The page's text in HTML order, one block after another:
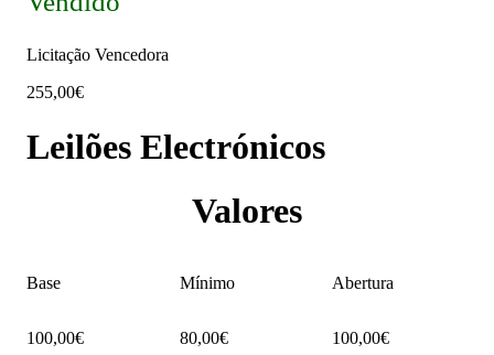
Licitação Vencedora
255,00€
Leilões Electrónicos
Valores
Base Mínimo Abertura
100,00€ 80,00€
100,00€